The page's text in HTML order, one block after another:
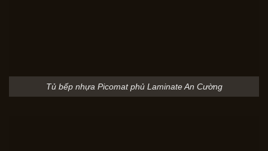
Tủ bếp nhựa Picomat phủ Laminate An Cường